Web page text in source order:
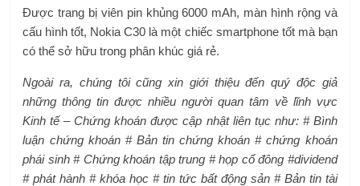
Được trang bị viên pin khủng 6000 mAh, màn hình rộng và
cấu hình tốt, Nokia C30 là một chiếc smartphone tốt mà bạn
có thể sở hữu trong phân khúc giá rẻ.
Ngoài ra, chúng tôi cũng xin giới thiệu đến quý độc giả
những thông tin được nhiều người quan tâm về lĩnh vực
Kinh tế – Chứng khoán được cập nhật liên tục như: # Bình
luận chứng khoán # Bản tin chứng khoán # chứng khoán
phái sinh # Chứng khoán tập trung # họp cổ đông #dividend
# phát hành # khóa học # tin tức bất động sản # Bản tin tài